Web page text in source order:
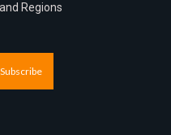
Regions
Subscribe